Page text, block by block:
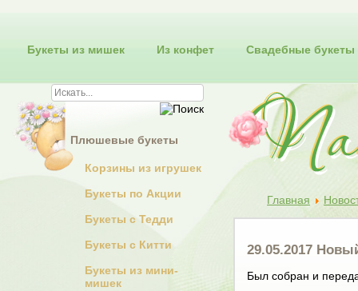
Букеты из мишек Из конфет Свадебные букеты
Плюшевые букеты
Корзины из игрушек
Букеты по Акции
Букеты с Тедди
Букеты с Китти
Букеты из мини-
мишек
Главная
29.05.2017
Был собран и